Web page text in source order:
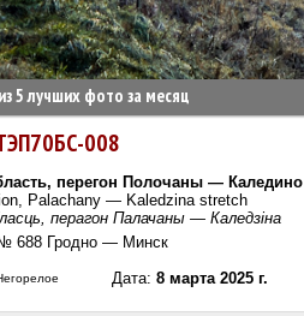
5 лучших фото за месяц
008
перегон Полочаны — Каледино
Palachany — Kaledzina stretch
перагон Палачаны — Каледзіна
688 Гродно — Минск
Дата: 8 марта 2025 г.